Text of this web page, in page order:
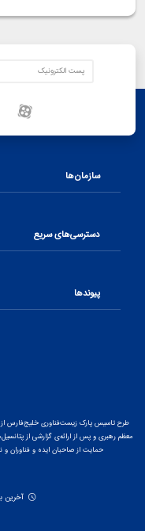
سازمان‌ها
دسترسی‌های سریع
پیوندها
طرح تاسیس پارک زیست‌فناوری خلیج‌فارس از
حمایت از صاحبان ایده و فناوران
آخرین